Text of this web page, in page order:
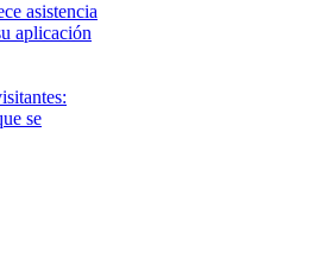
asistencia
aplicación
se